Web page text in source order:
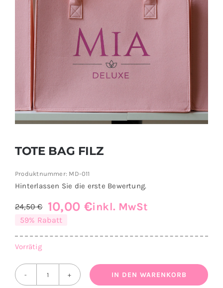
Suche
TOTE BAG FILZ
Produktnummer: MD-011
Hinterlassen Sie die erste Bewertung.
24,50€
Ursprünglicher
war:
24,50 €
10,00€
Aktueller
ist:
10,00 €.
inkl. MwSt
59% Rabatt
Vorrätig
IN DEN WARENKORB